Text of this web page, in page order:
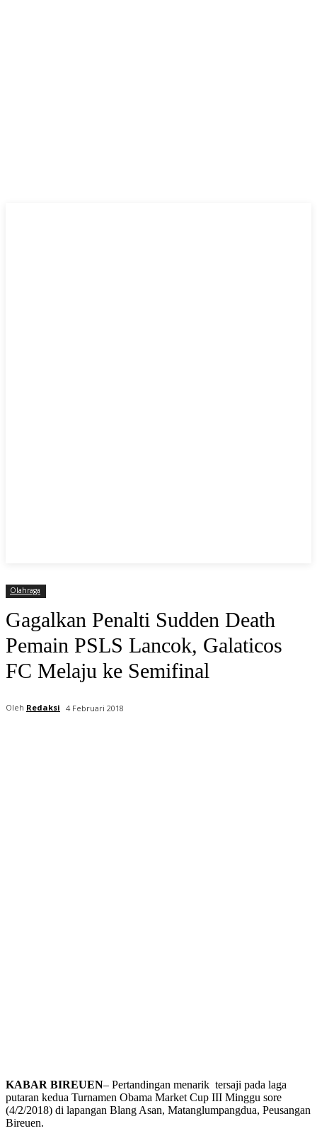
Olahraga
Gagalkan Penalti Sudden Death
Pemain PSLS Lancok, Galaticos
FC Melaju ke Semifinal
Oleh Redaksi 4 Februari 2018
KABAR BIREUEN– Pertandingan menarik tersaji pada laga
putaran kedua Turnamen Obama Market Cup III Minggu sore
(4/2/2018) di lapangan Blang Asan, Matanglumpangdua, Peusangan
Bireuen.